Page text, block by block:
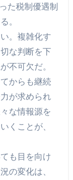
た税制優遇制
。
。複雑化す
な判断を下
不可欠だ。
からも継続
が求められ
な情報源を
くことが、
も目を向け
の変化は、